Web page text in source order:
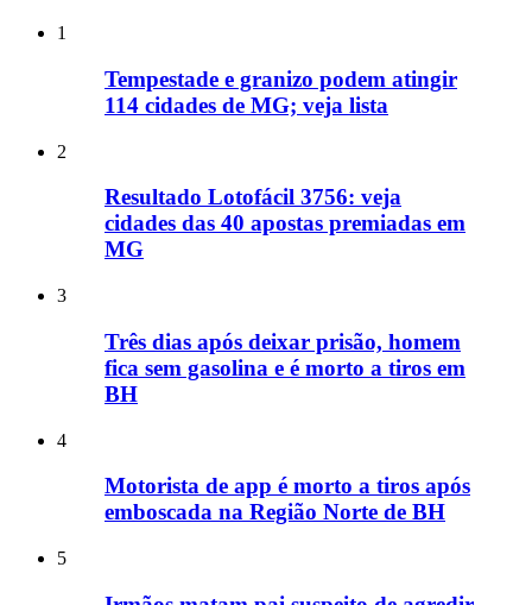
1
Tempestade e granizo podem atingir
114 cidades de MG; veja lista
2
Resultado Lotofácil 3756: veja
cidades das 40 apostas premiadas em
MG
3
Três dias após deixar prisão, homem
fica sem gasolina e é morto a tiros em
BH
4
Motorista de app é morto a tiros após
emboscada na Região Norte de BH
5